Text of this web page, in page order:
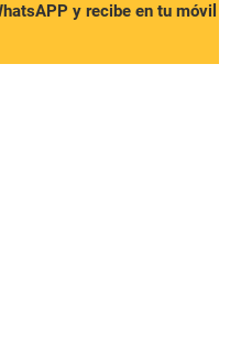
y recibe en tu móvil